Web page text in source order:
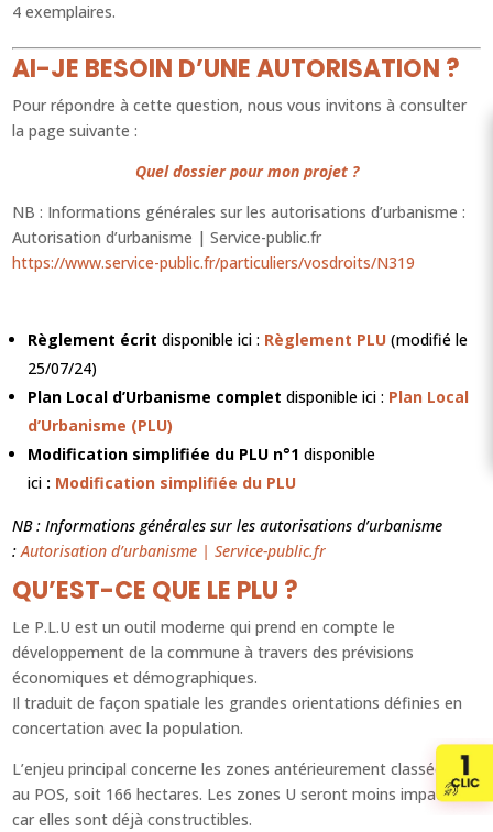
4 exemplaires.
AI-JE BESOIN D’UNE AUTORISATION ?
Pour répondre à cette question, nous vous invitons à consulter
la page suivante :
Quel dossier pour mon projet ?
NB : Informations générales sur les autorisations d’urbanisme :
Autorisation d’urbanisme | Service-public.fr
https://www.service-public.fr/particuliers/vosdroits/N319
Règlement écrit disponible ici : Règlement PLU (modifié le
25/07/24)
Plan Local d’Urbanisme complet disponible ici : Plan Local
d’Urbanisme (PLU)
Modification simplifiée du PLU n°1 disponible
ici : Modification simplifiée du PLU
NB : Informations générales sur les autorisations d’urbanisme
: Autorisation d’urbanisme | Service-public.fr
QU’EST-CE QUE LE PLU ?
Le P.L.U est un outil moderne qui prend en compte le
développement de la commune à travers des prévisions
économiques et démographiques.
Il traduit de façon spatiale les grandes orientations définies en
concertation avec la population.
L’enjeu principal concerne les zones antérieurement classées NB
au POS, soit 166 hectares. Les zones U seront moins impactées
car elles sont déjà constructibles.